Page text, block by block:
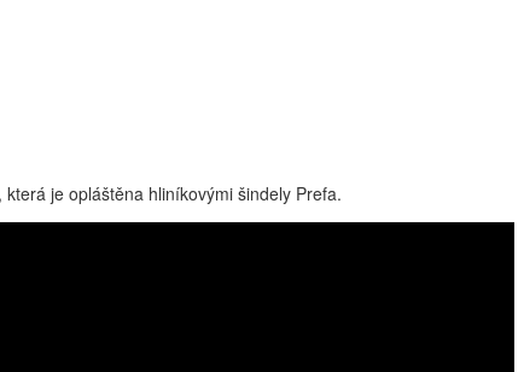
je opláštěna hliníkovými šindely Prefa.